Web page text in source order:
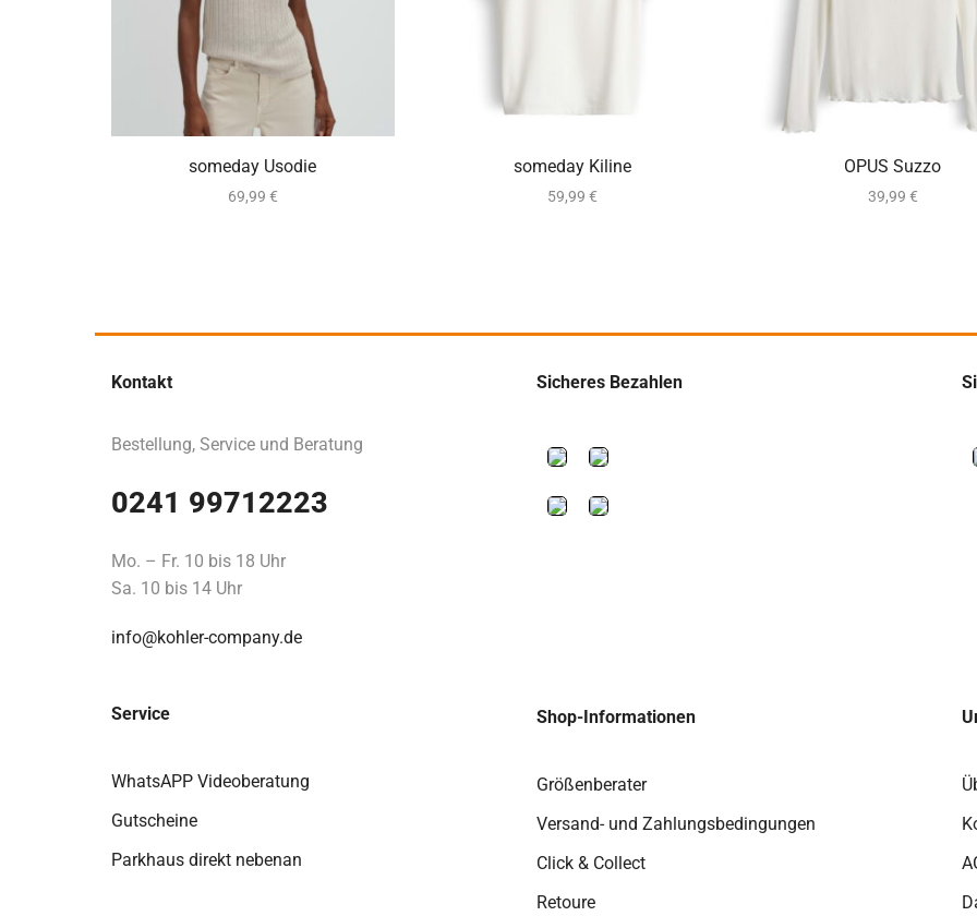
ca. 2-5 Werktage
someday Usodie
69,99 €
someday Kiline
59,99€
ca. 2-5 Werktage
OPUS Suzzo
39,99 €
Kontakt
Bestellung, Service und Beratung
0241 99712223
Mo. – Fr. 10 bis 18 Uhr
Sa. 10 bis 14 Uhr
info@kohler-company.de
Service
WhatsAPP Videoberatung
Gutscheine
Parkhaus direkt nebenan
Sicheres Bezahlen
Shop-Informationen
Größenberater
Versand- und Zahlungsbedingungen
Click & Collect
Retoure